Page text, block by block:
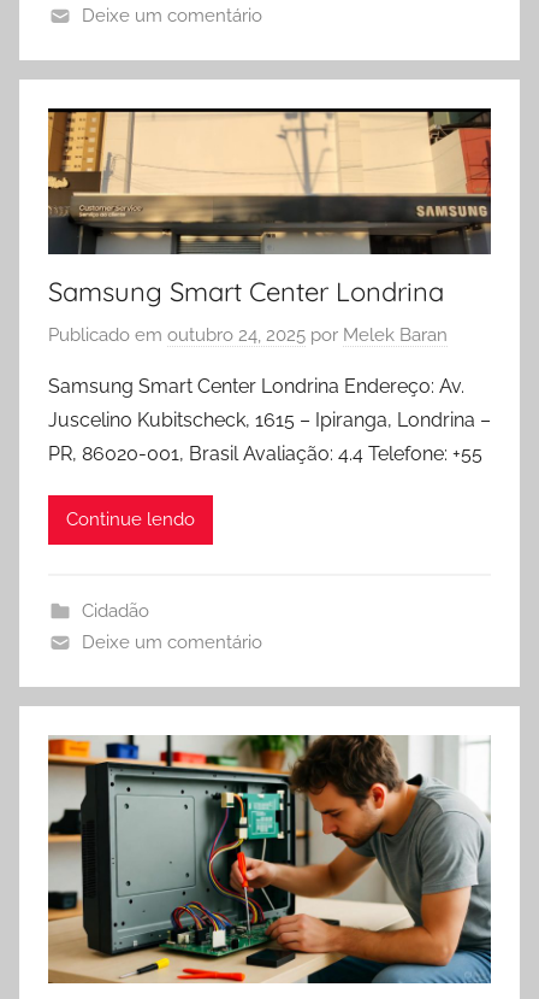
Deixe um comentário
Samsung Smart Center Londrina
Publicado em outubro 24, 2025 por Melek Baran
Samsung Smart Center Londrina Endereço: Av.
Juscelino Kubitscheck, 1615 – Ipiranga, Londrina –
PR, 86020-001, Brasil Avaliação: 4.4 Telefone: +55
Continue lendo
Cidadão
Deixe um comentário